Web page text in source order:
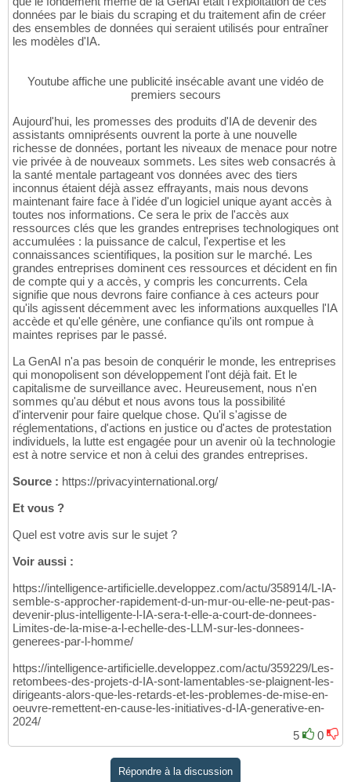
données par le biais du scraping et du traitement afin de créer
des ensembles de données qui seraient utilisés pour entraîner
les modèles d'IA.
Youtube affiche une publicité insécable avant une vidéo de
premiers secours
Aujourd'hui, les promesses des produits d'IA de devenir des
assistants omniprésents ouvrent la porte à une nouvelle
richesse de données, portant les niveaux de menace pour notre
vie privée à de nouveaux sommets. Les sites web consacrés à
la santé mentale partageant vos données avec des tiers
inconnus étaient déjà assez effrayants, mais nous devons
maintenant faire face à l'idée d'un logiciel unique ayant accès à
toutes nos informations. Ce sera le prix de l'accès aux
ressources clés que les grandes entreprises technologiques ont
accumulées : la puissance de calcul, l'expertise et les
connaissances scientifiques, la position sur le marché. Les
grandes entreprises dominent ces ressources et décident en fin
de compte qui y a accès, y compris les concurrents. Cela
signifie que nous devrons faire confiance à ces acteurs pour
qu'ils agissent décemment avec les informations auxquelles l'IA
accède et qu'elle génère, une confiance qu'ils ont rompue à
maintes reprises par le passé.
La GenAI n'a pas besoin de conquérir le monde, les entreprises
qui monopolisent son développement l'ont déjà fait. Et le
capitalisme de surveillance avec. Heureusement, nous n'en
sommes qu'au début et nous avons tous la possibilité
d'intervenir pour faire quelque chose. Qu'il s'agisse de
réglementations, d'actions en justice ou d'actes de protestation
individuels, la lutte est engagée pour un avenir où la technologie
est à notre service et non à celui des grandes entreprises.
Source : https://privacyinternational.org/
Et vous ?
Quel est votre avis sur le sujet ?
Voir aussi :
https://intelligence-artificielle.developpez.com/actu/358914/L-IA-
semble-s-approcher-rapidement-d-un-mur-ou-elle-ne-peut-pas-
devenir-plus-intelligente-l-IA-sera-t-elle-a-court-de-donnees-
Limites-de-la-mise-a-l-echelle-des-LLM-sur-les-donnees-
generees-par-l-homme/
https://intelligence-artificielle.developpez.com/actu/359229/Les-
retombees-des-projets-d-IA-sont-lamentables-se-plaignent-les-
dirigeants-alors-que-les-retards-et-les-problemes-de-mise-en-
oeuvre-remettent-en-cause-les-initiatives-d-IA-generative-en-
2024/
5
0
Répondre à la discussion